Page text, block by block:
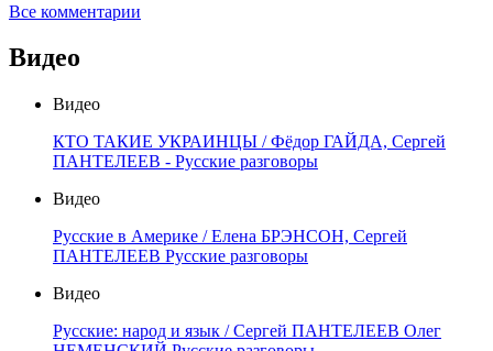
Все комментарии
Видео
Видео
КТО ТАКИЕ УКРАИНЦЫ / Фёдор ГАЙДА, Сергей
ПАНТЕЛЕЕВ - Русские разговоры
Видео
Русские в Америке / Елена БРЭНСОН, Сергей
ПАНТЕЛЕЕВ Русские разговоры
Видео
Русские: народ и язык / Сергей ПАНТЕЛЕЕВ Олег